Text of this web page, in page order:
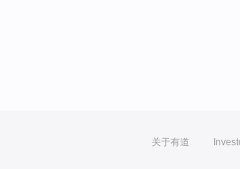
关于有道